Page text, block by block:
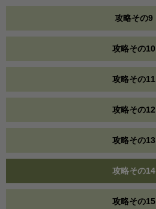
攻略その9
攻略その10
攻略その11
攻略その12
攻略その13
攻略その14
攻略その15